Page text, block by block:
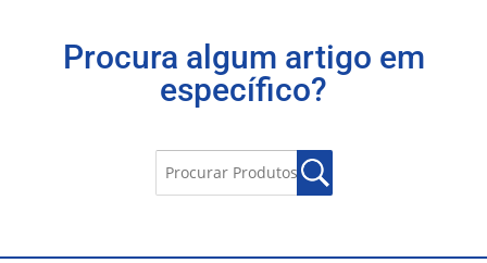
Procura algum artigo em
específico?